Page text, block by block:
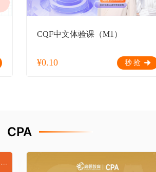
CQF中文体验课（M1）
¥0.10 秒抢
CPA